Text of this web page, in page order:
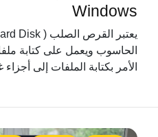
Windows
الحاسوب ويعمل على كتابة
الأمر بكتابة الملفات إلى